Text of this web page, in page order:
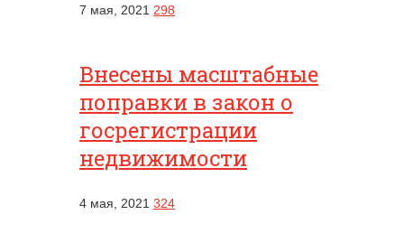
7 мая, 2021 298
Внесены масштабные
поправки в закон о
госрегистрации
недвижимости
4 мая, 2021 324